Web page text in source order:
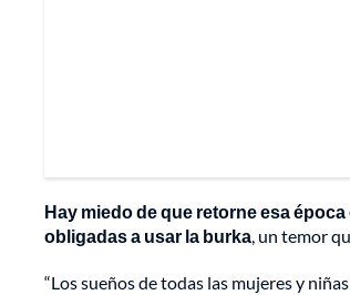
Hay miedo de que retorne esa
obligadas a usar la burka, un temor
“Los sueños de todas las mujeres y